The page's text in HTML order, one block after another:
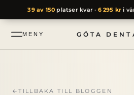
MENY GÖTA
←TILLBAKA TILL BLOGGEN
39 av 150 platser kvar · 6 295 kr i